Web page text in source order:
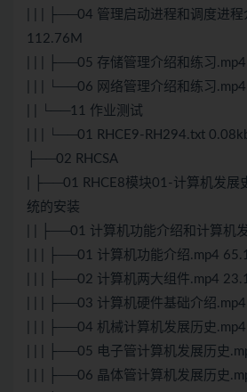
| | | ├──04 管理启动进程和调度进程
112.76M
| | | ├──05 存储管理介绍和练习
| | | └──06 网络管理介绍和练习
| | └──11 作业测试
| | | └──01 RHCE9-RH294.txt
├──02 RHCSA
| ├──01 RHCE8模块01-计算机发展
统的安装
| | ├──01 计算机功能介绍和计算机
| | | ├──01 计算机功能介绍.mp4
| | | ├──02 计算机两大组件.mp4
| | | ├──03 计算机硬件基础介绍
| | | ├──04 机械计算机发展历史
| | | ├──05 电子管计算机发展历史
| | | ├──06 晶体管计算机发展历史